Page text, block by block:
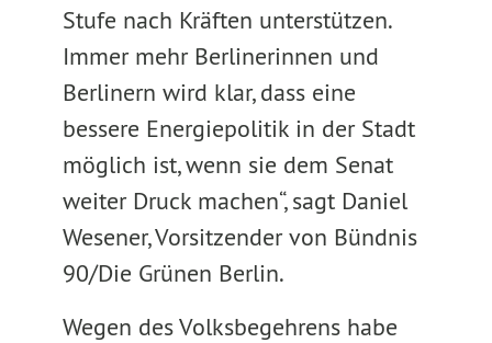
Stufe nach Kräften unterstützen.
Immer mehr Berlinerinnen und
Berlinern wird klar, dass eine
bessere Energiepolitik in der Stadt
möglich ist, wenn sie dem Senat
weiter Druck machen“, sagt Daniel
Wesener, Vorsitzender von Bündnis
90/Die Grünen Berlin.
Wegen des Volksbegehrens habe